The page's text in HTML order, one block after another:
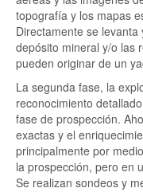
topografía y los mapas
Directamente se
depósito mineral y/o las
pueden originar de un
La segunda fase, la
reconocimiento
fase de prospección.
exactas y el
principalmente por
la prospección, pero en
Se realizan sondeos y